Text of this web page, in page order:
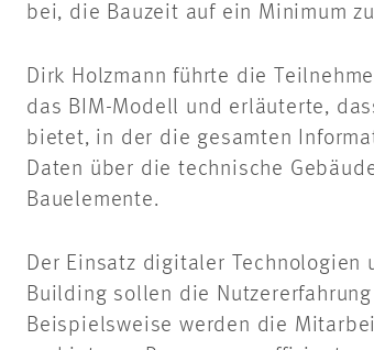
bei, die Bauzeit auf ein Minimum
Dirk Holzmann führte die
das BIM-Modell und erläuterte,
bietet, in der die gesamten
Daten über die technische
Bauelemente.
Der Einsatz digitaler Technologien
Building sollen die
Beispielsweise werden die